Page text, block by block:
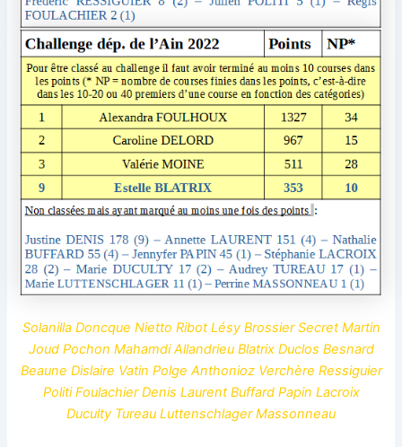
Solanilla Doncque Nietto Ribot Lésy Brossier Secret Martin
Joud Pochon Mahamdi Allandrieu Blatrix Duclos Besnard
Beaune Dislaire Vatin Polge Anthonioz Verchère Ressiguier
Politi Foulachier Denis Laurent Buffard Papin Lacroix
Duculty Tureau Luttenschlager Massonneau